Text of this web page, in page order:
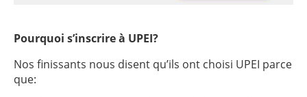
Pourquoi s’inscrire à UPEI?
Nos finissants nous disent qu’ils ont choisi UPEI parce
que: